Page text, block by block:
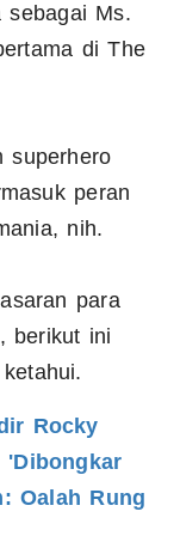
sebagai Ms.
di The
superhero
peran
nih.
para
berikut ini
Rocky
'Dibongkar
Oalah Rung